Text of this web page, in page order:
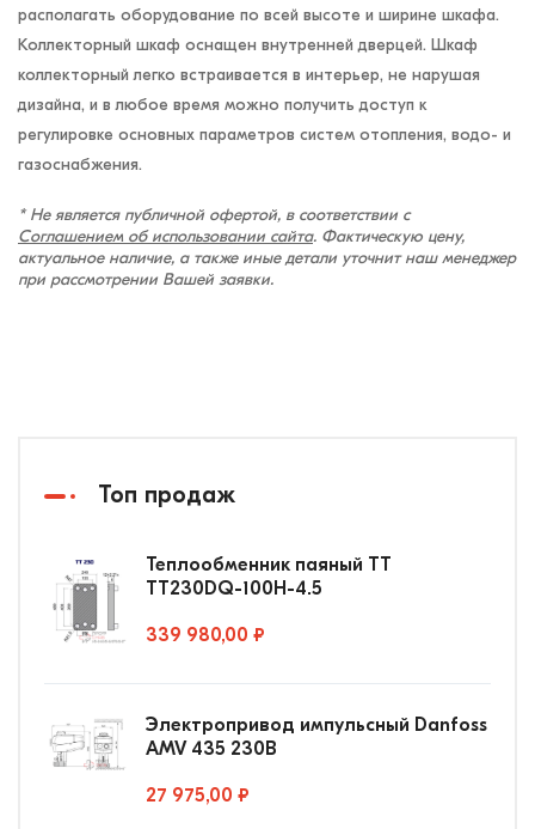
располагать оборудование по всей высоте и ширине шкафа.
Коллекторный шкаф оснащен внутренней дверцей. Шкаф
коллекторный легко встраивается в интерьер, не нарушая
дизайна, и в любое время можно получить доступ к
регулировке основных параметров систем отопления, водо- и
газоснабжения.
* Не является публичной офертой, в соответствии с
Соглашением об использовании сайта. Фактическую цену,
актуальное наличие, а также иные детали уточнит наш менеджер
при рассмотрении Вашей заявки.
Топ продаж
Теплообменник паяный ТТ
ТТ230DQ-100Н-4.5
339 980,00 ₽
Электропривод импульсный Danfoss
AMV 435 230В
27 975,00 ₽